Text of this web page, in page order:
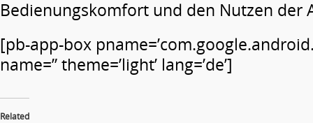
Bedienungskomfort und den Nutzen der
[pb-app-box
name=” theme=’light’ lang=’de’]
Related